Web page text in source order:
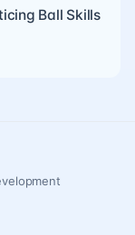
Ball Skills